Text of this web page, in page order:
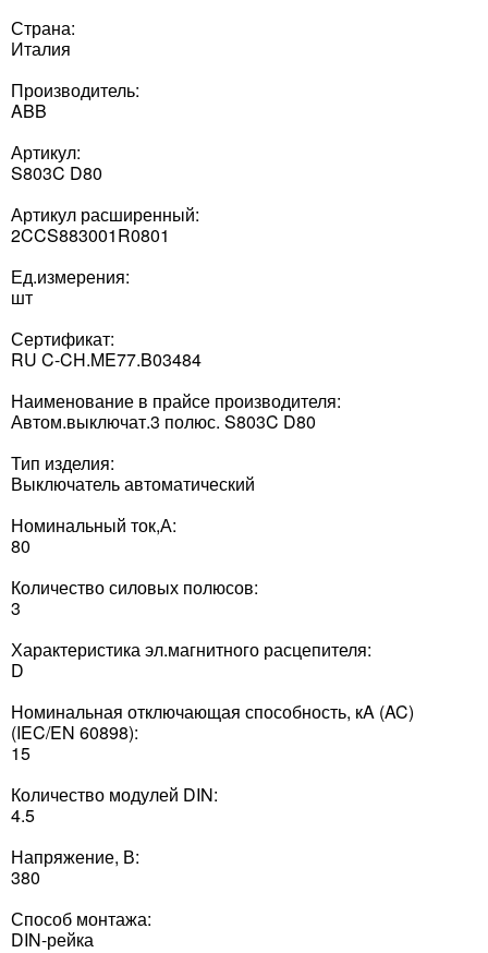
Страна:
Италия
Производитель:
ABB
Артикул:
S803C D80
Артикул расширенный:
2CCS883001R0801
Ед.измерения:
шт
Сертификат:
RU C-CH.ME77.B03484
Наименование в прайсе производителя:
Автом.выключат.3 полюс. S803C D80
Тип изделия:
Выключатель автоматический
Номинальный ток,А:
80
Количество силовых полюсов:
3
Характеристика эл.магнитного расцепителя:
D
Номинальная отключающая способность, кA (AC)
(IEC/EN 60898):
15
Количество модулей DIN:
4.5
Напряжение, В:
380
Способ монтажа:
DIN-рейка